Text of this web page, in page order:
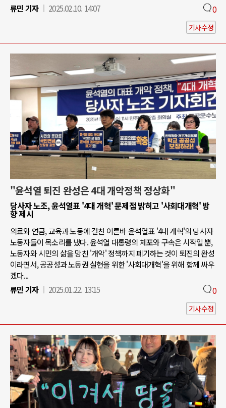
류민 기자
2025.02.10. 14:07 0
기사수정
"윤석열 퇴진 완성은 4대 개악정책 정상화"
당사자 노조, 윤석열표 '4대 개혁' 문제점 밝히고 '사회대개혁' 방
향 제시
의료와 연금, 교육과 노동에 걸친 이른바 윤석열표 '4대 개혁'의 당사자
노동자들이 목소리를 냈다. 윤석열 대통령의 체포와 구속은 시작일 뿐,
노동자와 시민의 삶을 망친 '개악' 정책까지 폐기하는 것이 퇴진의 완성
이라면서, 공공성과 노동권 실현을 위한 '사회대개혁'을 위해 함께 싸우
겠다...
류민 기자
2025.01.22. 13:15 0
기사수정